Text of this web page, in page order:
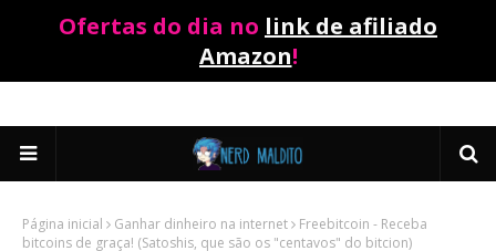
Ofertas do dia no link de afiliado
Amazon!
Página inicial Ganhar dinheiro na internet
Freebitcoin - Receba
bitcoins de graça! (Satoshis, que são os "centavos" do bitcion)